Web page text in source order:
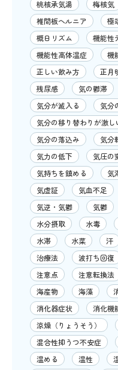
桃核承気湯 梅核気
椎間板ヘルニア
極
概日リズム
機能性
機能性高体温症
機
正しい飲み方
正月
残尿感
気の鬱滞
気分が滅入る
気分
気分の移り替わりが激し
気分の落込み
気分
気力の低下
気圧の
気持ちを鎮める
気
気虚証
気血不足
気逆・気鬱
気鬱
水分摂取
水毒
水滞
水菜 汗
治療法
波打ち回復
注意点
注意転換法
海産物
海藻
消化器症状
消化機
涼燥（りょうそう）
混合性抑うつ不安症
温める
温性